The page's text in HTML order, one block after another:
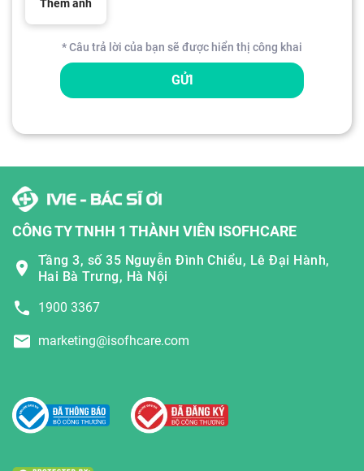
Thêm ảnh
* Câu trả lời của bạn sẽ được hiển thị công khai
GỬI
CÔNG TY TNHH 1 THÀNH VIÊN ISOFHCARE
Tầng 3, số 35 Nguyễn Đình Chiểu, Lê Đại Hành,
Hai Bà Trưng, Hà Nội
1900 3367
marketing@isofhcare.com